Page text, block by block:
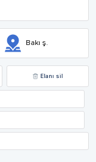
Bakı ş.
Elanı sil